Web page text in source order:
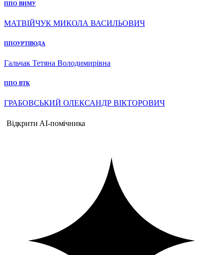
ППО ВНМУ
МАТВІЙЧУК МИКОЛА ВАСИЛЬОВИЧ
ППОУРТІВОДА
Гальчак Тетяна Володимирівна
ППО ВТК
ГРАБОВСЬКИЙ ОЛЕКСАНДР ВІКТОРОВИЧ
Відкрити AI-помічника